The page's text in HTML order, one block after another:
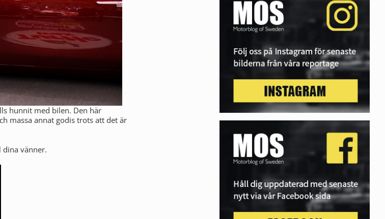
hunnit med bilen. Den här
massa annat godis trots att det är
dina vänner.